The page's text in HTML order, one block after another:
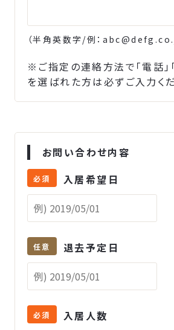
（半角英数字/例：
※ご指定の連絡方法で「電話」
を選ばれた方は必ずご入力くだ
お問い合わせ内容
入居希望日
必須
退去予定日
任意
入居人数
必須